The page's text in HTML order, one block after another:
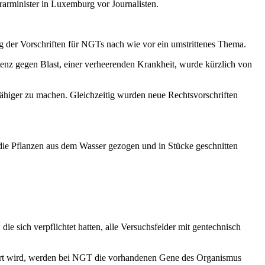
in Luxemburg vor Journalisten.
Vorschriften für NGTs nach wie vor ein umstrittenes Thema.
gegen Blast, einer verheerenden Krankheit, wurde kürzlich von
zu machen. Gleichzeitig wurden neue Rechtsvorschriften
aus dem Wasser gezogen und in Stücke geschnitten
sich verpflichtet hatten, alle Versuchsfelder mit gentechnisch
wird, werden bei NGT die vorhandenen Gene des Organismus